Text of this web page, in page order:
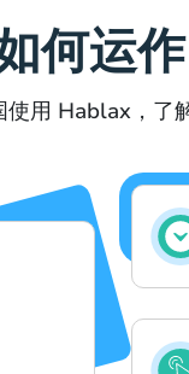
何运
使用 Hablax，了